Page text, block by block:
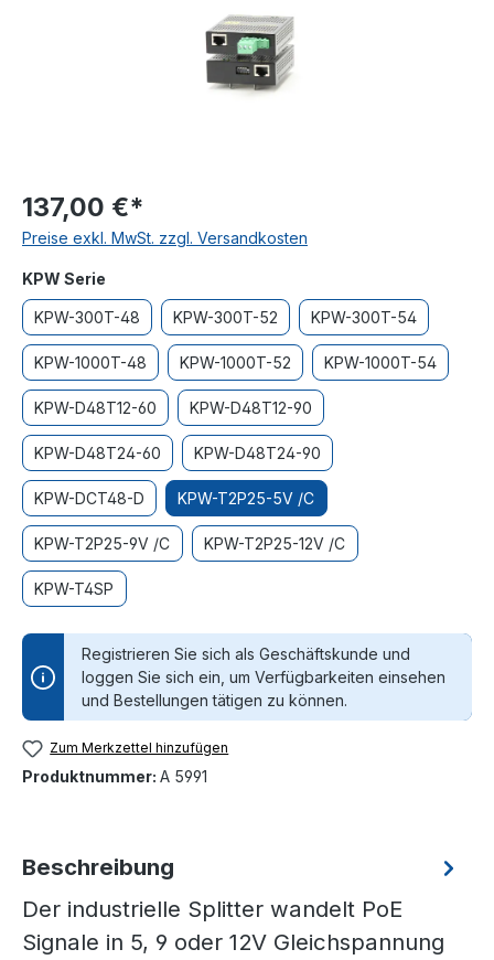
137,00 €*
Preise exkl. MwSt. zzgl. Versandkosten
KPW Serie
KPW-300T-48 KPW-300T-52 KPW-300T-54
KPW-1000T-48 KPW-1000T-52 KPW-1000T-54
KPW-D48T12-60 KPW-D48T12-90
KPW-D48T24-60 KPW-D48T24-90
KPW-DCT48-D KPW-T2P25-5V /C
KPW-T2P25-9V /C KPW-T2P25-12V /C
KPW-T4SP
Registrieren Sie sich als Geschäftskunde und
loggen Sie sich ein, um Verfügbarkeiten einsehen
und Bestellungen tätigen zu können.
Zum Merkzettel hinzufügen
Produktnummer: A 5991
Beschreibung
Der industrielle Splitter wandelt PoE
Signale in 5, 9 oder 12V Gleichspannung